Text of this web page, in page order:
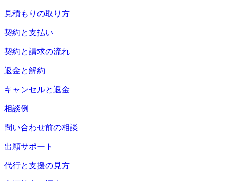
見積もりの取り方
契約と支払い
契約と請求の流れ
返金と解約
キャンセルと返金
相談例
問い合わせ前の相談
出願サポート
代行と支援の見方